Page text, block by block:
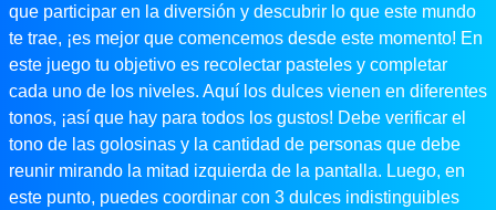
que participar en la diversión y descubrir lo que este mundo
te trae, ¡es mejor que comencemos desde este momento! En
este juego tu objetivo es recolectar pasteles y completar
cada uno de los niveles. Aquí los dulces vienen en diferentes
tonos, ¡así que hay para todos los gustos! Debe verificar el
tono de las golosinas y la cantidad de personas que debe
reunir mirando la mitad izquierda de la pantalla. Luego, en
este punto, puedes coordinar con 3 dulces indistinguibles